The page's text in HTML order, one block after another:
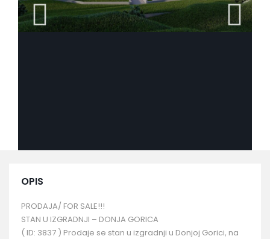
OPIS
PRODAJA/ FOR SALE!!!
STAN U IZGRADNJI – DONJA GORICA
( ID: 3837 ) Prodaje se stan u izgradnji u Donjoj Gorici, na